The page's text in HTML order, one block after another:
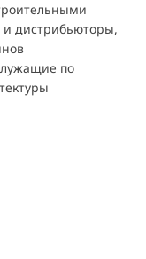
дистрибьюторы,
по